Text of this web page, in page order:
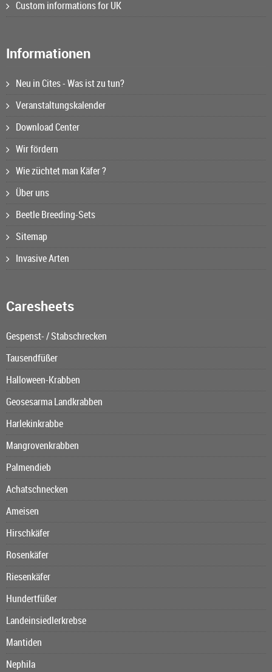
Custom informations for UK
Informationen
Neu in Cites - Was ist zu tun?
Veranstaltungskalender
Download Center
Wir fördern
Wie züchtet man Käfer ?
Über uns
Beetle Breeding-Sets
Sitemap
Invasive Arten
Caresheets
Gespenst- / Stabschrecken
Tausendfüßer
Halloween-Krabben
Geosesarma Landkrabben
Harlekinkrabbe
Mangrovenkrabben
Palmendieb
Achatschnecken
Ameisen
Hirschkäfer
Rosenkäfer
Riesenkäfer
Hundertfüßer
Landeinsiedlerkrebse
Mantiden
Nephila